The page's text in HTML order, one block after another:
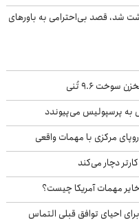
شد، قصد بی‌احترامی به باورهای
به پرسپولیس می‌پیوندد
مهمات آمریکا چیست؟
احیای توافق قبلی التماس